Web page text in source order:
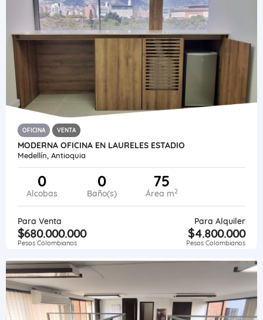
OFICINA VENTA
MODERNA OFICINA EN LAURELES ESTADIO
Medellín, Antioquia
0
Alcobas
0
Baño(s)
75
Área m2
Para Venta
$680.000.000
Pesos Colombianos
Para Alquiler
$4.800.000
Pesos Colombianos